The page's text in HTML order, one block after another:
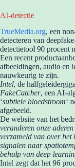
AI-detectie
TrueMedia.org, een
detecteren van
detectietool 90 procent
Een recent
afbeeldingen, audio en
nauwkeurig te zijn.
Intel, de
FakeCatcher, een AI-
‘subtiele bloedstroom‘
afgebeeld.
De website van het
veranderen onze
verzameld van over het
signalen naar
behulp van deep
Intel zegt dat het 96